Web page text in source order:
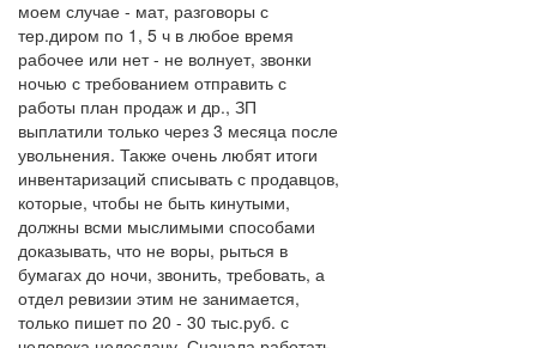
моем случае - мат, разговоры с
тер.диром по 1, 5 ч в любое время
рабочее или нет - не волнует, звонки
ночью с требованием отправить с
работы план продаж и др., ЗП
выплатили только через 3 месяца после
увольнения. Также очень любят итоги
инвентаризаций списывать с продавцов,
которые, чтобы не быть кинутыми,
должны всми мыслимыми способами
доказывать, что не воры, рыться в
бумагах до ночи, звонить, требовать, а
отдел ревизии этим не занимается,
только пишет по 20 - 30 тыс.руб. с